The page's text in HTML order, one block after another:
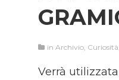
in Archivio, Curiosità
Verrà utilizzata